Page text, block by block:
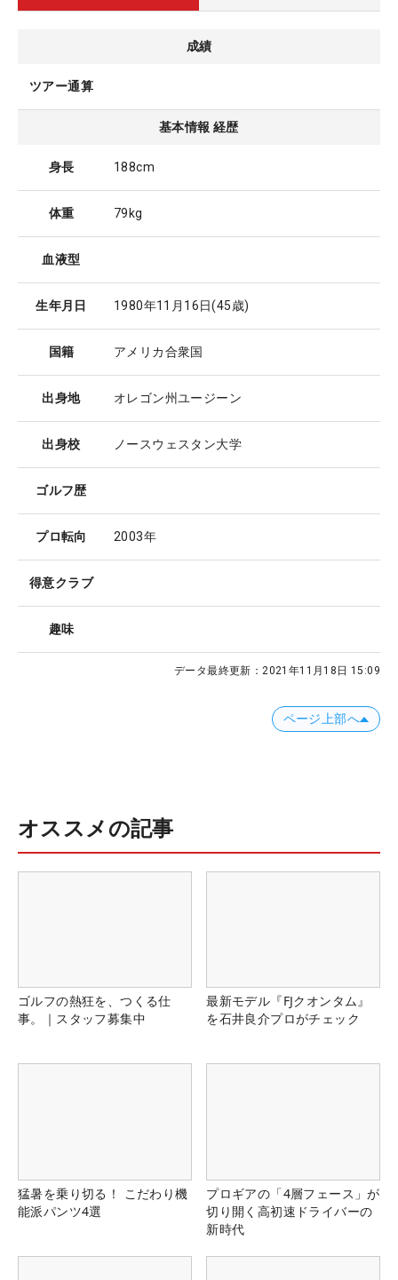
成績
ツアー通算
基本情報 経歴
身長 188cm
体重 79kg
血液型
生年月日 1980年11月16日(45歳)
国籍 アメリカ合衆国
出身地 オレゴン州ユージーン
出身校 ノースウェスタン大学
ゴルフ歴
プロ転向 2003年
得意クラブ
趣味
データ最終更新：2021年11月18日 15:09
ページ上部へ
オススメの記事
ゴルフの熱狂を、つくる仕
事。｜スタッフ募集中
最新モデル『FJクオンタム』
を石井良介プロがチェック
猛暑を乗り切る！ こだわり機
能派パンツ4選
プロギアの「4層フェース」が
切り開く高初速ドライバーの
新時代